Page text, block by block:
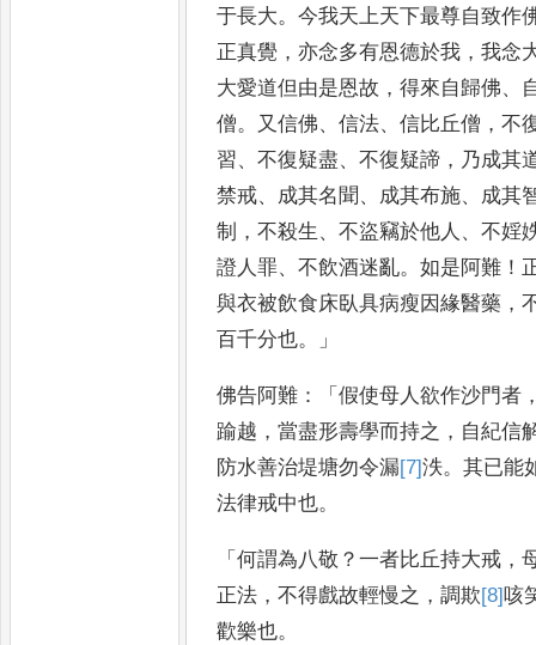
于長大。今我天上天下最尊自致作
正真覺 ，亦念多有恩德於我 ，我念
大愛道但由是恩故 ，得來自歸佛、
僧。 又信佛、信法、信比丘僧 ，不
習、不復疑盡、不復疑諦 ， 乃成其
禁戒、 成其名 聞 、 成其布施、 成其
制 ，不殺生 、不盜竊於他人 、不婬
證 人罪、不飲酒迷亂。如是阿難 ！
與衣被飲食床臥具病瘦因緣醫藥 ，
百千分也。」
佛告阿難 ：「假使母人欲作沙門者
踰越 ，當盡形壽學而持之 ， 自紀信
防水善治堤塘勿令漏[7]泆。其已能
法律戒中也。
「何謂為八敬 ？一者比丘持大戒 ，
正法 ，不得戲故輕慢之 ，調欺[8]咳
歡樂也。